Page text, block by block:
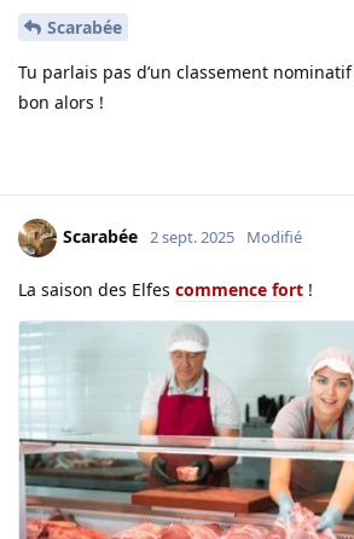
Scarabée
Tu parlais pas d’un classement nominatif
bon alors !
Scarabée 2 sept. 2025 Modifié
La saison des Elfes commence fort !